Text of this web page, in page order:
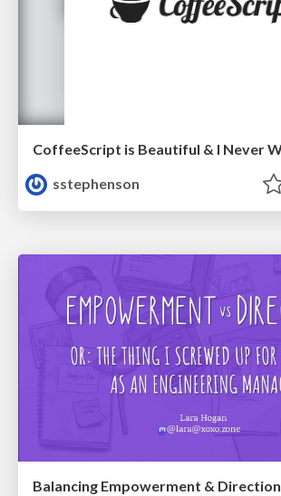
sstephenson
Balancing Empowerment & Direction